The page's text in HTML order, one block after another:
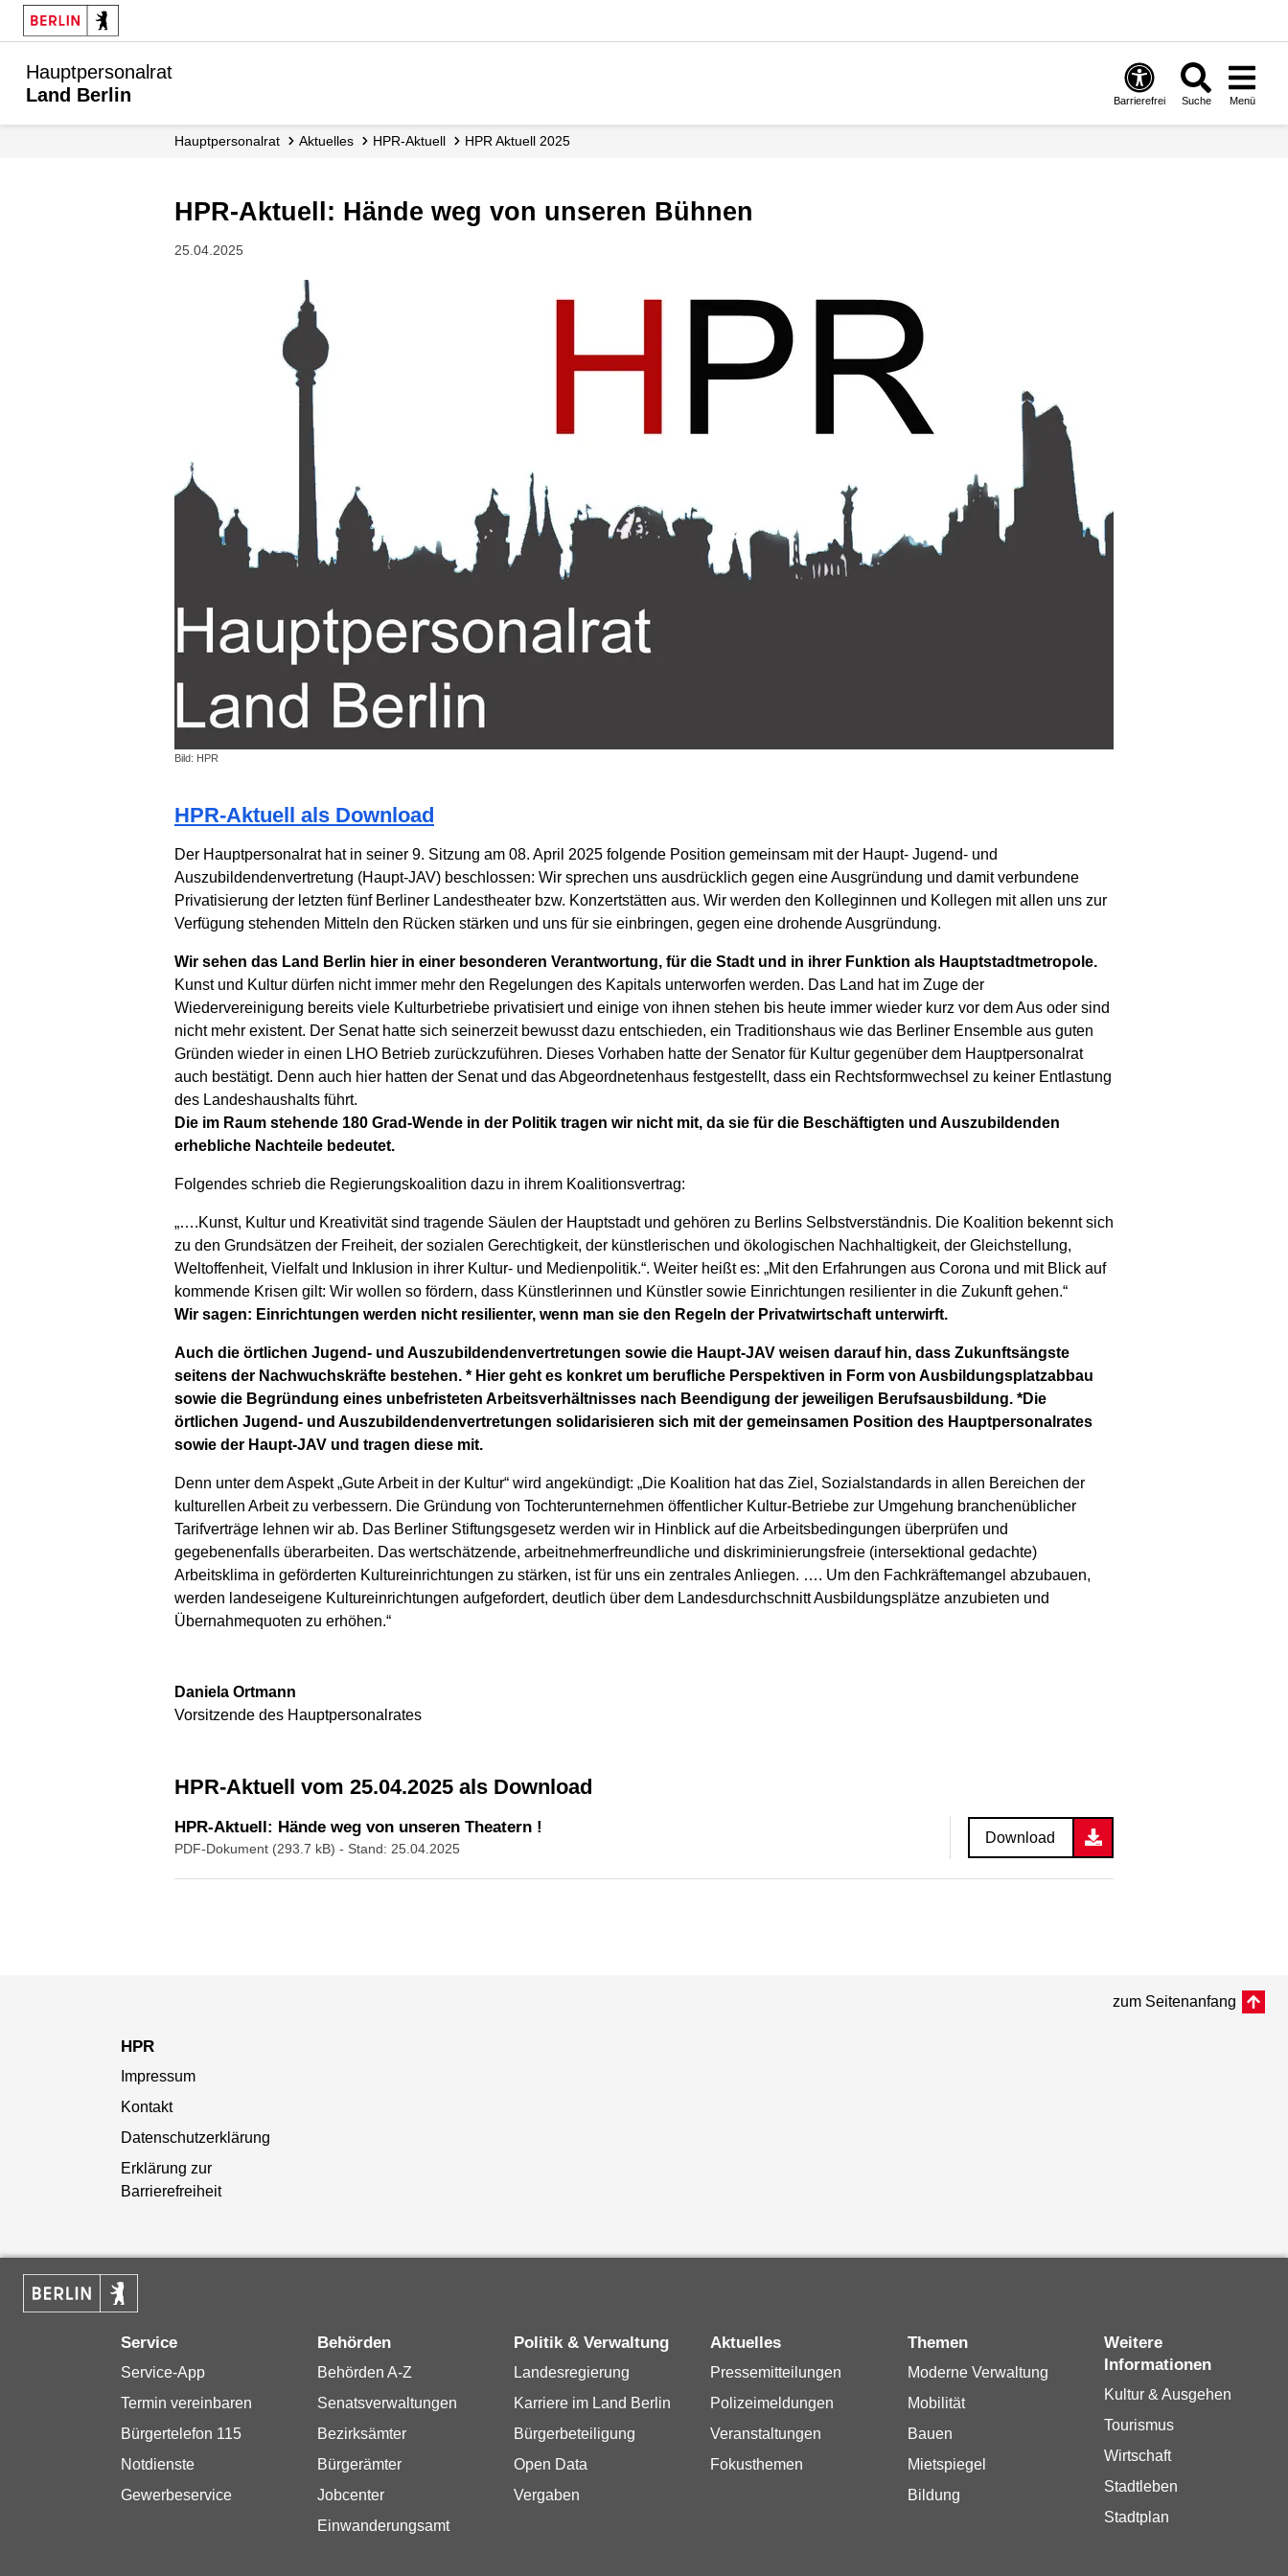
Hauptpersonalrat
Land Berlin
Barrierefrei Suche Menü
Hauptpersonalrat Aktuelles HPR-Aktuell HPR Aktuell 2025
HPR-Aktuell: Hände weg von unseren Bühnen
25.04.2025
Bild: HPR
HPR-Aktuell als Download
Der Hauptpersonalrat hat in seiner 9. Sitzung am 08. April 2025 folgende Position gemeinsam mit der Haupt- Jugend- und
Auszubildendenvertretung (Haupt-JAV) beschlossen: Wir sprechen uns ausdrücklich gegen eine Ausgründung und damit verbundene
Privatisierung der letzten fünf Berliner Landestheater bzw. Konzertstätten aus. Wir werden den Kolleginnen und Kollegen mit allen uns zur
Verfügung stehenden Mitteln den Rücken stärken und uns für sie einbringen, gegen eine drohende Ausgründung.
Wir sehen das Land Berlin hier in einer besonderen Verantwortung, für die Stadt und in ihrer Funktion als Hauptstadtmetropole.
Kunst und Kultur dürfen nicht immer mehr den Regelungen des Kapitals unterworfen werden. Das Land hat im Zuge der
Wiedervereinigung bereits viele Kulturbetriebe privatisiert und einige von ihnen stehen bis heute immer wieder kurz vor dem Aus oder sind
nicht mehr existent. Der Senat hatte sich seinerzeit bewusst dazu entschieden, ein Traditionshaus wie das Berliner Ensemble aus guten
Gründen wieder in einen LHO Betrieb zurückzuführen. Dieses Vorhaben hatte der Senator für Kultur gegenüber dem Hauptpersonalrat
auch bestätigt. Denn auch hier hatten der Senat und das Abgeordnetenhaus festgestellt, dass ein Rechtsformwechsel zu keiner Entlastung
des Landeshaushalts führt.
Die im Raum stehende 180 Grad-Wende in der Politik tragen wir nicht mit, da sie für die Beschäftigten und Auszubildenden
erhebliche Nachteile bedeutet.
Folgendes schrieb die Regierungskoalition dazu in ihrem Koalitionsvertrag:
„….Kunst, Kultur und Kreativität sind tragende Säulen der Hauptstadt und gehören zu Berlins Selbstverständnis. Die Koalition bekennt sich
zu den Grundsätzen der Freiheit, der sozialen Gerechtigkeit, der künstlerischen und ökologischen Nachhaltigkeit, der Gleichstellung,
Weltoffenheit, Vielfalt und Inklusion in ihrer Kultur- und Medienpolitik.“. Weiter heißt es: „Mit den Erfahrungen aus Corona und mit Blick auf
kommende Krisen gilt: Wir wollen so fördern, dass Künstlerinnen und Künstler sowie Einrichtungen resilienter in die Zukunft gehen.“
Wir sagen: Einrichtungen werden nicht resilienter, wenn man sie den Regeln der Privatwirtschaft unterwirft.
Auch die örtlichen Jugend- und Auszubildendenvertretungen sowie die Haupt-JAV weisen darauf hin, dass Zukunftsängste
seitens der Nachwuchskräfte bestehen. * Hier geht es konkret um berufliche Perspektiven in Form von Ausbildungsplatzabbau
sowie die Begründung eines unbefristeten Arbeitsverhältnisses nach Beendigung der jeweiligen Berufsausbildung. *Die
örtlichen Jugend- und Auszubildendenvertretungen solidarisieren sich mit der gemeinsamen Position des Hauptpersonalrates
sowie der Haupt-JAV und tragen diese mit.
Denn unter dem Aspekt „Gute Arbeit in der Kultur“ wird angekündigt: „Die Koalition hat das Ziel, Sozialstandards in allen Bereichen der
kulturellen Arbeit zu verbessern. Die Gründung von Tochterunternehmen öffentlicher Kultur-Betriebe zur Umgehung branchenüblicher
Tarifverträge lehnen wir ab. Das Berliner Stiftungsgesetz werden wir in Hinblick auf die Arbeitsbedingungen überprüfen und
gegebenenfalls überarbeiten. Das wertschätzende, arbeitnehmerfreundliche und diskriminierungsfreie (intersektional gedachte)
Arbeitsklima in geförderten Kultureinrichtungen zu stärken, ist für uns ein zentrales Anliegen. …. Um den Fachkräftemangel abzubauen,
werden landeseigene Kultureinrichtungen aufgefordert, deutlich über dem Landesdurchschnitt Ausbildungsplätze anzubieten und
Übernahmequoten zu erhöhen.“
Daniela Ortmann
Vorsitzende des Hauptpersonalrates
HPR-Aktuell vom 25.04.2025 als Download
HPR-Aktuell: Hände weg von unseren Theatern !
PDF-Dokument (293.7 kB) - Stand: 25.04.2025
Download
zum Seitenanfang
HPR
Impressum
Kontakt
Datenschutzerklärung
Erklärung zur
Barrierefreiheit
Service
Service-App
Termin vereinbaren
Bürgertelefon 115
Notdienste
Gewerbeservice
Behörden
Behörden A-Z
Senatsverwaltungen
Bezirksämter
Bürgerämter
Jobcenter
Einwanderungsamt
Politik & Verwaltung
Landesregierung
Karriere im Land Berlin
Bürgerbeteiligung
Open Data
Vergaben
Aktuelles
Pressemitteilungen
Polizeimeldungen
Veranstaltungen
Fokusthemen
Themen
Moderne Verwaltung
Mobilität
Bauen
Mietspiegel
Bildung
Weitere
Informationen
Kultur & Ausgehen
Tourismus
Wirtschaft
Stadtleben
Stadtplan